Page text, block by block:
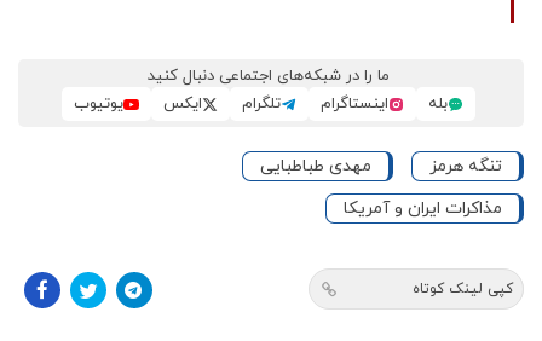
ما را در شبکه‌های اجتماعی دنبال کنید
بله
اینستاگرام تلگرام ایکس یوتیوب
تنگه هرمز
مهدی طباطبایی
مذاکرات ایران و آمریکا
کپی لینک کوتاه